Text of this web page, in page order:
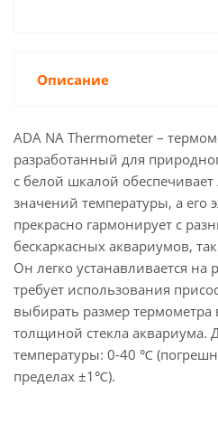
Описание
ADA NA Thermometer –
разработанный для
с белой шкалой
значений температуры, а его
прекрасно гармонирует с
бескаркасных аквариумов,
Он легко устанавливается на
требует использования
выбирать размер термометра
толщиной стекла аквариума.
температуры: 0-40 ℃
пределах ±1℃).